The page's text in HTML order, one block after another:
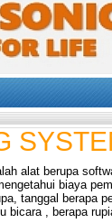
alat berupa
biaya
tanggal berapa
bicara , berapa